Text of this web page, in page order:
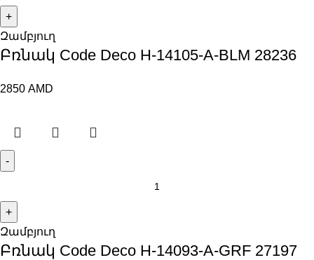
Զամբյուղ
Բռնակ Code Deco H-14105-A-BLM 28236
2850 AMD
Զամբյուղ
Բռնակ Code Deco H-14093-A-GRF 27197